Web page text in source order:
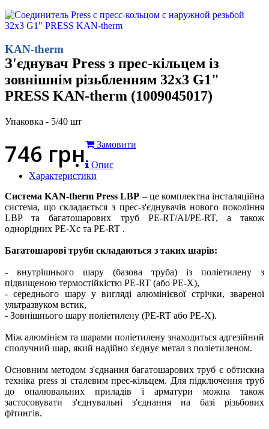
KAN-therm
З'єднувач Press з прес-кільцем із
зовнішнім різьбленням 32x3 G1"
PRESS KAN-therm (1009045017)
Упаковка - 5/40 шт
746 грн
Замовити
Опис
Характеристики
Система KAN-therm Press LBP – це комплектна інсталяційна
система, що складається з прес-з'єднувачів нового покоління
LBP та багатошарових труб PE-RT/AI/PE-RT, а також
однорідних PE-Xc та PE-RT .
Багатошарові труби складаються з таких шарів:
- внутрішнього шару (базова труба) із поліетилену з
підвищеною термостійкістю PE-RT (або PE-X),
- середнього шару у вигляді алюмінієвої стрічки, звареної
ультразвуком встик,
- Зовнішнього шару поліетилену (PE-RT або PE-X).
Між алюмінієм та шарами поліетилену знаходиться адгезійний
сполучний шар, який надійно з'єднує метал з поліетиленом.
Основним методом з'єднання багатошарових труб є обтискна
техніка press зі сталевим прес-кільцем. Для підключення труб
до опалювальних приладів і арматури можна також
застосовувати з'єднувальні з'єднання на базі різьбових
фітингів.